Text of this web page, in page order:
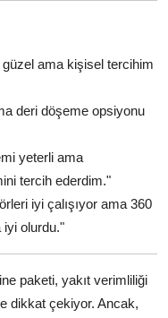
güzel ama kişisel tercihim
deri döşeme opsiyonu
yeterli ama
tercih ederdim."
iyi çalışıyor ama 360
olurdu."
paketi, yakıt verimliliği
dikkat çekiyor. Ancak,